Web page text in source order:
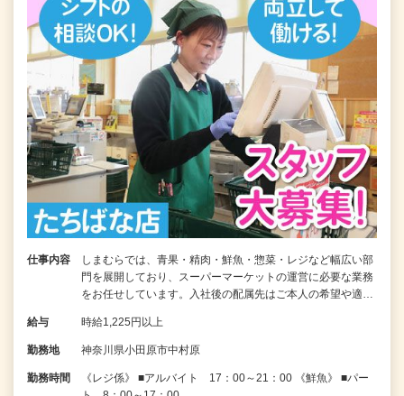
仕事内容
しまむらでは、青果・精肉・鮮魚・惣菜・レジなど幅広い部
門を展開しており、スーパーマーケットの運営に必要な業務
をお任せしています。入社後の配属先はご本人の希望や適…
給与 時給1,225円以上
勤務地 神奈川県小田原市中村原
勤務時間
《レジ係》 ■アルバイト 17：00～21：00 《鮮魚》 ■パー